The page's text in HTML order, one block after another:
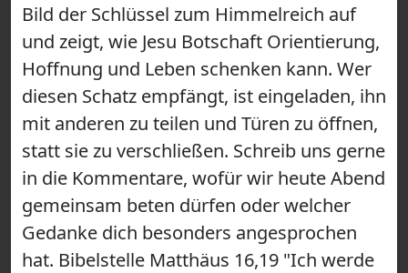
Bild der Schlüssel zum Himmelreich auf
und zeigt, wie Jesu Botschaft Orientierung,
Hoffnung und Leben schenken kann. Wer
diesen Schatz empfängt, ist eingeladen, ihn
mit anderen zu teilen und Türen zu öffnen,
statt sie zu verschließen. Schreib uns gerne
in die Kommentare, wofür wir heute Abend
gemeinsam beten dürfen oder welcher
Gedanke dich besonders angesprochen
hat. Bibelstelle Matthäus 16,19 "Ich werde